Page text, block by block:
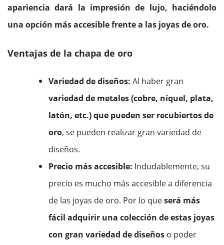
apariencia dará la impresión de lujo, haciéndolo
una opción más accesible frente a las joyas de oro.
Ventajas de la chapa de oro
Variedad de diseños: Al haber gran
variedad de metales (cobre, níquel, plata,
latón, etc.) que pueden ser recubiertos de
oro, se pueden realizar gran variedad de
diseños.
Precio más accesible: Indudablemente, su
precio es mucho más accesible a diferencia
de las joyas de oro. Por lo queserá más
fácil adquirir una colección de estas joyas
con gran variedad de diseñoso poder